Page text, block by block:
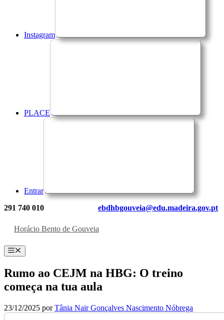
Instagram
PLACE
Entrar
291 740 010 ebdhbgouveia@edu.madeira.gov.pt
Horácio Bento de Gouveia
Menu
Rumo ao CEJM na HBG: O treino
começa na tua aula
23/12/2025 porTânia Nair Gonçalves Nascimento Nóbrega